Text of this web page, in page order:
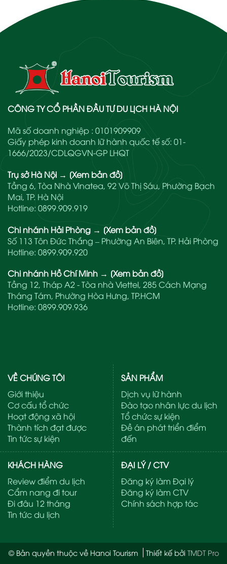
CÔNG TY CỔ PHẦN ĐẦU TƯ DU LỊCH HÀ NỘI
Mã số doanh nghiệp : 0101909909
Giấy phép kinh doanh lữ hành quốc tế số: 01-
1666/2023/CDLQGVN-GP LHQT
Trụ sở Hà Nội → [Xem bản đồ]
Tầng 6, Tòa Nhà Vinatea, 92 Võ Thị Sáu, Phường Bạch
Mai, TP. Hà Nội
Hotline: 0899.909.919
Chi nhánh Hải Phòng → [Xem bản đồ]
Số 113 Tôn Đức Thắng – Phường An Biên, TP. Hải Phòng
Hotline: 0899.909.920
Chi nhánh Hồ Chí Minh → [Xem bản đồ]
Tầng 12, Tháp A2 - Tòa nhà Viettel, 285 Cách Mạng
Tháng Tám, Phường Hòa Hưng, TP.HCM
Hotline: 0899.909.936
VỀ CHÚNG TÔI
Giới thiệu
Cơ cấu tổ chức
Hoạt động xã hội
Thành tích đạt được
Tin tức sự kiện
SẢN PHẨM
Dịch vụ lữ hành
Đào tạo nhân lực du lịch
Tổ chức sự kiện
Đề án phát triển điểm
đến
KHÁCH HÀNG
Review điểm du lịch
Cẩm nang đi tour
Đi đâu 12 tháng
Tin tức du lịch
ĐẠI LÝ / CTV
Đăng ký làm Đại lý
Đăng ký làm CTV
Chính sách hợp tác
© Bản quyền thuộc về Hanoi Tourism Thiết kế bởi TMDT Pro